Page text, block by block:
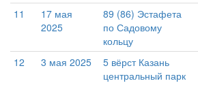
11
17 мая
2025
89 (86) Эстафета
по Садовому
кольцу
12 3 мая 2025
5 вёрст Казань
центральный парк